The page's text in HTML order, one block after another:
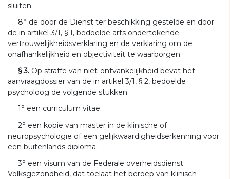
sluiten;
8° de door de Dienst ter beschikking gestelde en door
de in artikel 3/1, § 1, bedoelde arts ondertekende
vertrouwelijkheidsverklaring en de verklaring om de
onafhankelijkheid en objectiviteit te waarborgen.
§ 3. Op straffe van niet-ontvankelijkheid bevat het
aanvraagdossier van de in artikel 3/1, § 2, bedoelde
psycholoog de volgende stukken:
1° een curriculum vitae;
2° een kopie van master in de klinische of
neuropsychologie of een gelijkwaardigheidserkenning voor
een buitenlands diploma;
3° een visum van de Federale overheidsdienst
Volksgezondheid, dat toelaat het beroep van klinisch